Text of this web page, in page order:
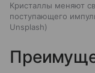
Кристаллы меняют
поступающего
Unsplash